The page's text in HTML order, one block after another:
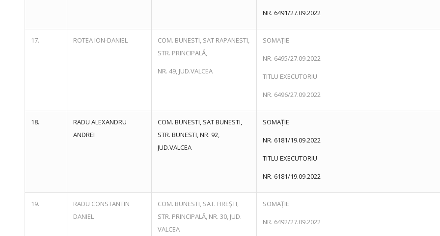
NR. 6491/27.09.2022
17. ROTEA ION-DANIEL
COM. BUNESTI, SAT RAPANESTI,
STR. PRINCIPALĂ,
NR. 49, JUD.VALCEA
SOMAȚIE
NR. 6495/27.09.2022
TITLU EXECUTORIU
NR. 6496/27.09.2022
18.
RADU ALEXANDRU
ANDREI
COM. BUNESTI, SAT BUNESTI,
STR. BUNESTI, NR. 92,
JUD.VALCEA
SOMAȚIE
NR. 6181/19.09.2022
TITLU EXECUTORIU
NR. 6181/19.09.2022
19.
RADU CONSTANTIN
DANIEL
COM. BUNESTI, SAT. FIREȘTI,
STR. PRINCIPALĂ, NR. 30, JUD.
VALCEA
SOMAȚIE
NR. 6492/27.09.2022